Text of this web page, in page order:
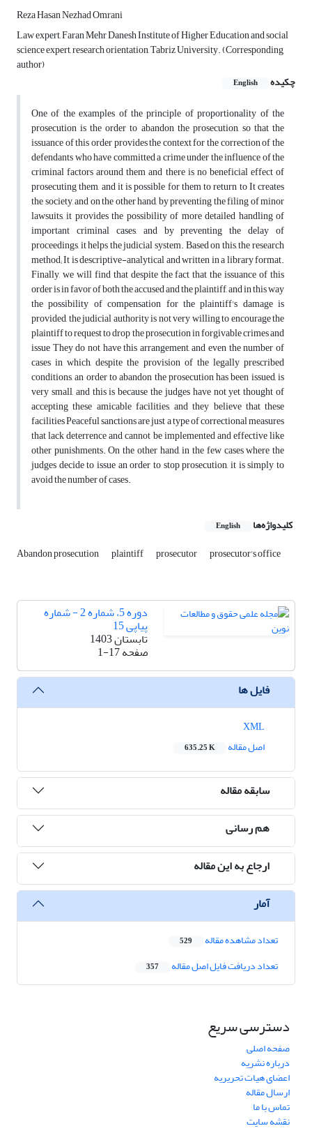
Reza Hasan Nezhad Omrani
Law expert, Faran Mehr Danesh Institute of Higher Education and social
science expert, research orientation, Tabriz University. (Corresponding
author)
چکیده
English
One of the examples of the principle of proportionality of the
prosecution is the order to abandon the prosecution, so that the
issuance of this order provides the context for the correction of the
defendants who have committed a crime under the influence of the
criminal factors around them and there is no beneficial effect of
prosecuting them, and it is possible for them to return to It creates
the society, and on the other hand, by preventing the filing of minor
lawsuits, it provides the possibility of more detailed handling of
important criminal cases, and by preventing the delay of
proceedings, it helps the judicial system. Based on this, the research
method; It is descriptive-analytical and written in a library format.
Finally, we will find that despite the fact that the issuance of this
order is in favor of both the accused and the plaintiff, and in this way
the possibility of compensation for the plaintiff's damage is
provided, the judicial authority is not very willing to encourage the
plaintiff to request to drop the prosecution in forgivable crimes and
issue They do not have this arrangement, and even the number of
cases in which, despite the provision of the legally prescribed
conditions, an order to abandon the prosecution has been issued, is
very small, and this is because the judges have not yet thought of
accepting these amicable facilities, and they believe that these
facilities Peaceful sanctions are just a type of correctional measures
that lack deterrence and cannot be implemented and effective like
other punishments. On the other hand, in the few cases where the
judges decide to issue an order to stop prosecution, it is simply to
avoid the number of cases.
کلیدواژه‌ها English
Abandon prosecution plaintiff prosecutor prosecutor's office
دوره 5، شماره 2 - شماره
پیاپی 15
تابستان 1403
صفحه1-17
فایل ها
اصل مقاله
635.25 K
سابقه مقاله
هم رسانی
ارجاع به این مقاله
آمار
تعداد مشاهده مقاله 529
تعداد دریافت فایل اصل مقاله 357
دسترسی سریع
صفحه اصلی
درباره نشریه
اعضای هیات تحریریه
ارسال مقاله
تماس با ما
نقشه سایت